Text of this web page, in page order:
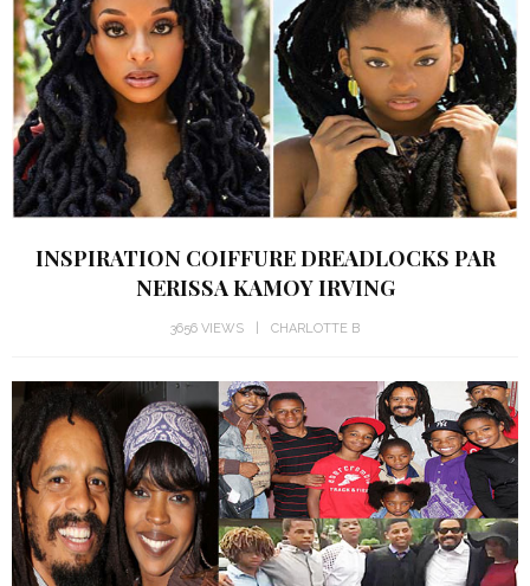
INSPIRATION COIFFURE DREADLOCKS PAR
NERISSA KAMOY IRVING
3656 VIEWS CHARLOTTE B